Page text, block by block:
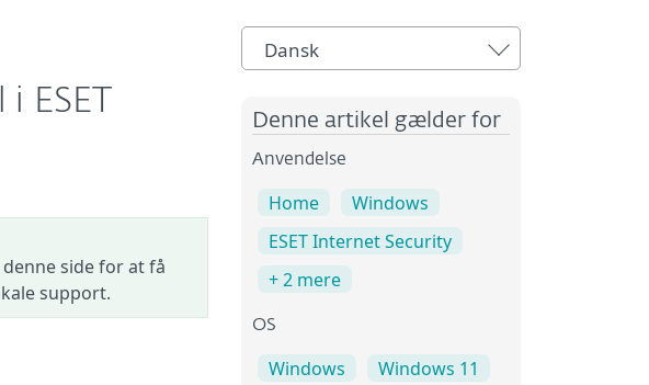
side for at få
support.
Dansk
Denne artikel gælder for
Anvendelse
Home
Windows
ESET Internet Security
+ 2 mere
OS
Windows
Windows 11